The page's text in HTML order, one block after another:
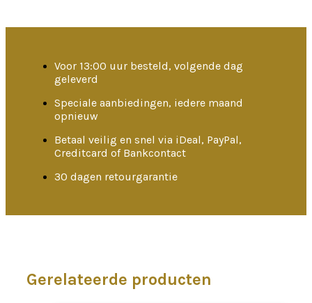
Voor 13:00 uur besteld, volgende dag
geleverd
Speciale aanbiedingen, iedere maand
opnieuw
Betaal veilig en snel via iDeal, PayPal,
Creditcard of Bankcontact
30 dagen retourgarantie
Gerelateerde producten